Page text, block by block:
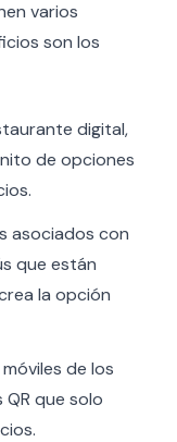
varios
son los
digital,
de opciones
asociados con
que están
la opción
de los
que solo